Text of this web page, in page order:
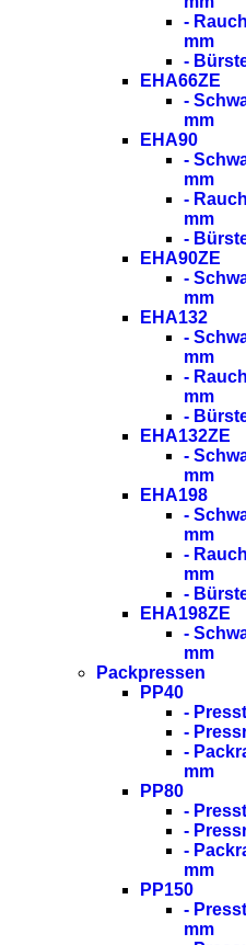
-
mm
-
EHA66ZE
-
mm
EHA90
-
mm
-
mm
-
EHA90ZE
-
mm
EHA132
-
mm
-
mm
-
EHA132ZE
-
mm
EHA198
-
mm
-
mm
-
EHA198ZE
-
mm
Packpressen
PP40
-
-
-
mm
PP80
-
-
-
mm
PP150
-
mm